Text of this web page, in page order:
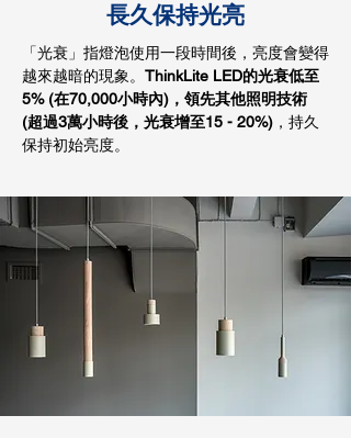
長久保持光亮
「光衰」指燈泡使用一段時間後，亮度會變得
越來越暗的現象。 ThinkLite LED的光衰低至
5% (在70,000小時內) ，領先其他照明技術
(超過3萬小時後，光衰增至15 - 20%) ，持久
保持初始亮度。